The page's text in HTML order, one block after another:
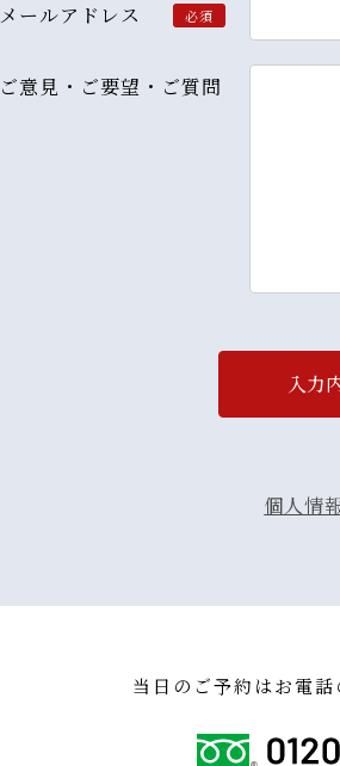
メールアドレス 必須
ご意見・ご要望・ご質問
入力
個人情
当日のご予約はお電話